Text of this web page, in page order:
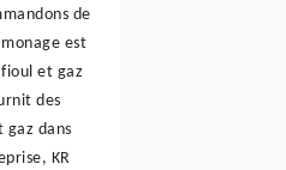
de
est
et gaz
des
gaz dans
KR